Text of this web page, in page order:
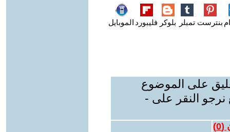
بنترست تمبلر بلوكر فليبورد الموبايل
على الموضوع
نرجو النقر على -
(
0
)